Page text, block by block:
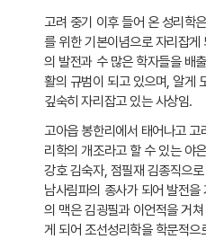
고려 중기 이후 들어 온 성리학
를 위한 기본이념으로 자리잡
의 발전과 수 많은 학자들을 배
활의 규범이 되고 있으며, 알게
깊숙히 자리잡고 있는 사상임.
고아읍 봉한리에서 태어나고
리학의 개조라고 할 수 있는 야
강호 김숙자, 점필재 김종직으
남사림파의 종사가 되어 발전
의 맥은 김굉필과 이언적을 거
게 되어 조선성리학을 학문적으